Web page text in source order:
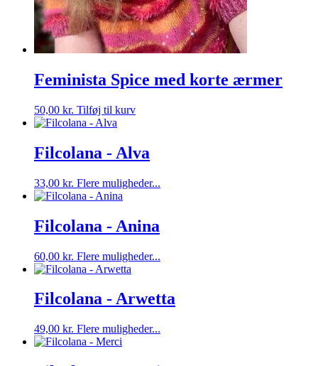
Feminista Spice med korte ærmer
50,00 kr. Tilføj til kurv
Filcolana - Alva
33,00 kr. Flere muligheder...
kan
varesiden
Filcolana - Anina
60,00 kr. Flere muligheder...
flere
varianter.
kan
Filcolana - Arwetta
49,00 kr. Flere muligheder...